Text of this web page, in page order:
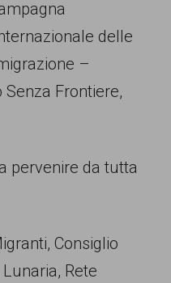
delle
–
Frontiere,
pervenire da tutta
Consiglio
Rete